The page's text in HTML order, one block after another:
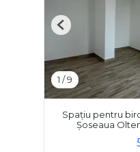
1 /9
Previous
Spațiu pentru
Șoseaua